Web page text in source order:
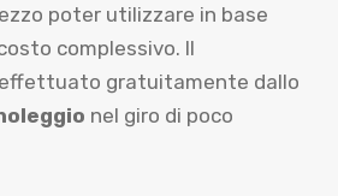
poter utilizzare in base
complessivo. Il
gratuitamente dallo
nel giro di poco